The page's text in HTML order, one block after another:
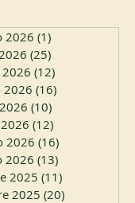
di Algeri. ocso.org
2026 (1)1 post
(25)
(12)12 post
2026 (16)16 post
(10)10 post
(12)
2026 (16)
2026 (13)13 post
2025 (11)11 post
2025 (20)20 post